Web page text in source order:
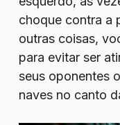
choque contra a
outras coisas,
para evitar ser
seus oponentes
naves no canto